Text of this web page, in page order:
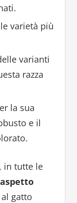
varietà più
varianti
razza
la sua
e il
in tutte le
aspetto
gatto